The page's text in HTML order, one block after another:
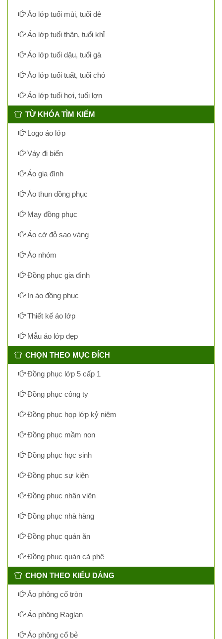
Áo lớp tuổi mùi, tuổi dê
Áo lớp tuổi thân, tuổi khỉ
Áo lớp tuổi dậu, tuổi gà
Áo lớp tuổi tuất, tuổi chó
Áo lớp tuổi hợi, tuổi lợn
TỪ KHÓA TÌM KIẾM
Logo áo lớp
Váy đi biển
Áo gia đình
Áo thun đồng phục
May đồng phục
Áo cờ đỏ sao vàng
Áo nhóm
Đồng phục gia đình
In áo đồng phục
Thiết kế áo lớp
Mẫu áo lớp đẹp
CHỌN THEO MỤC ĐÍCH
Đồng phục lớp 5 cấp 1
Đồng phục công ty
Đồng phục họp lớp kỷ niệm
Đồng phục mầm non
Đồng phục học sinh
Đồng phục sự kiện
Đồng phục nhân viên
Đồng phục nhà hàng
Đồng phục quán ăn
Đồng phục quán cà phê
CHỌN THEO KIỂU DÁNG
Áo phông cổ tròn
Áo phông Raglan
Áo phông cổ bẻ